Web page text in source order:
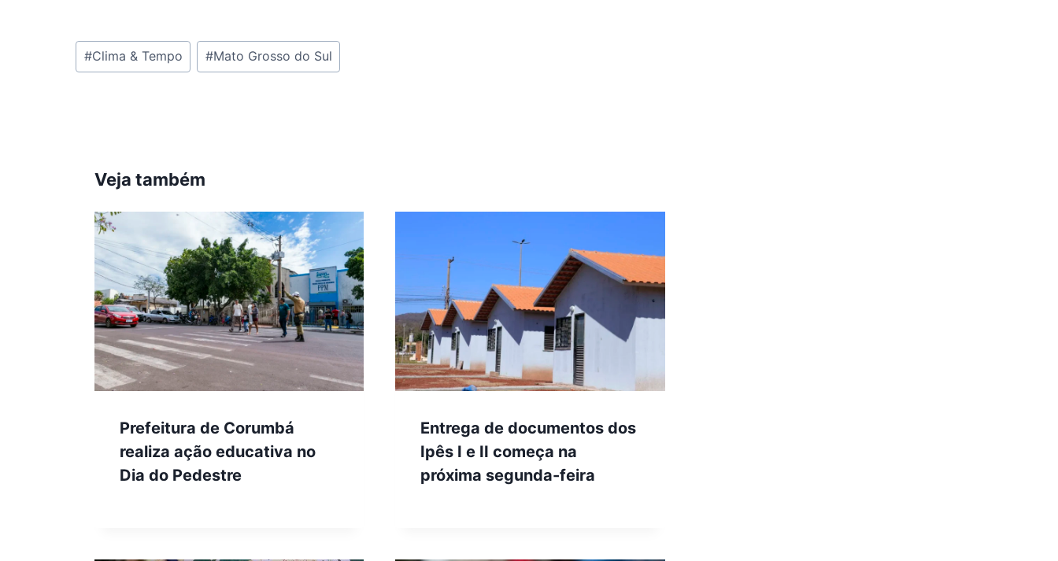
Tags
do
#Clima & Tempo #Mato Grosso do Sul
Veja também
Prefeitura de Corumbá
realiza ação educativa no
Dia do Pedestre
Entrega de documentos dos
Ipês I e II começa na
próxima segunda-feira